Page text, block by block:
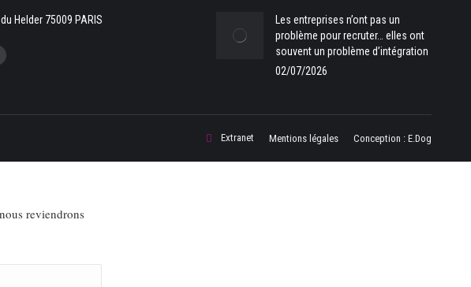
Helder 75009 PARIS
sur :
Les entreprises n’ont pas un
problème pour recruter… elles ont
souvent un problème d’intégration
02/07/2026
Extranet Mentions légales Conception : E.Dog
reviendrons